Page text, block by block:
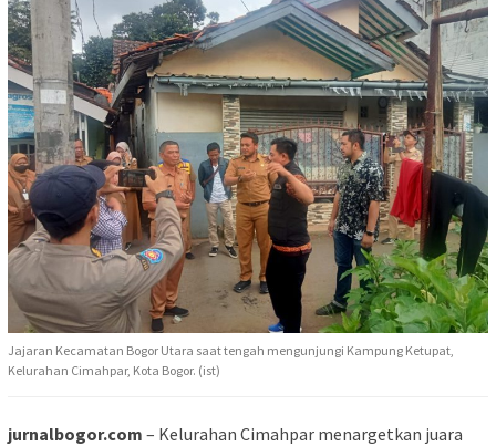
Jajaran Kecamatan Bogor Utara saat tengah mengunjungi Kampung Ketupat,
Kelurahan Cimahpar, Kota Bogor. (ist)
jurnalbogor.com – Kelurahan Cimahpar menargetkan juara